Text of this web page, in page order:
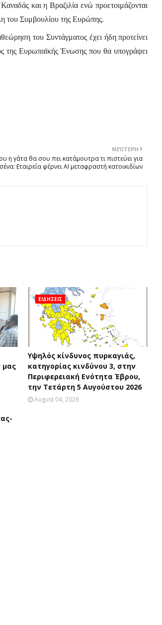
και η Βραζιλία ενώ προετοιμάζονται
του Συμβουλίου της Ευρώπης.
του Συντάγματος έχει ήδη προτείνει
της Ευρωπαϊκής Ένωσης που θα υπογράψει
ΝΕΌΤΕΡΗ
η γάτα θα σου πει κατάμουτρα τι πιστεύει για
σένα: Εταιρεία φέρνει AI μεταφραστή κατοικιδίων
μας
ΕΙΔΗΣΕΙΣ
Υψηλός κίνδυνος πυρκαγιάς,
κατηγορίας κινδύνου 3, στην
Περιφερειακή Ενότητα Έβρου,
την Τετάρτη 5 Αυγούστου 2026
August 04, 2026